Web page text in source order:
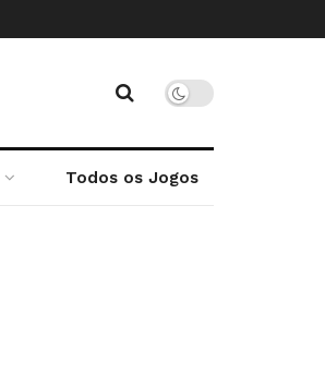
Todos os Jogos